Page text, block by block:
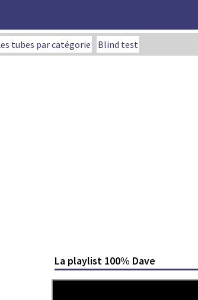
tubes par catégorie Blind test
La playlist 100% Dave